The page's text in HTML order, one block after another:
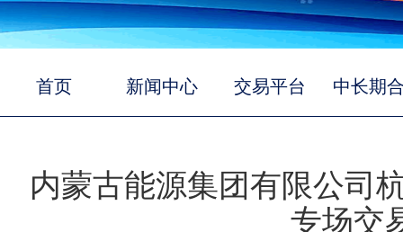
首页 新闻中心 交易平台 中长期
内蒙古能源集团有限公司
专场交